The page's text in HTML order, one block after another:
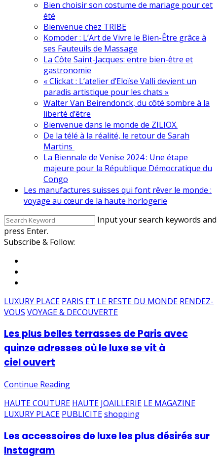
Bien choisir son costume de mariage pour cet
été
Bienvenue chez TRIBE
Komoder : L’Art de Vivre le Bien-Être grâce à
ses Fauteuils de Massage
La Côte Saint-Jacques: entre bien-être et
gastronomie
« Clickat : L’atelier d’Eloïse Valli devient un
paradis artistique pour les chats »
Walter Van Beirendonck, du côté sombre à la
liberté d’être
Bienvenue dans le monde de ZILIOX.
De la télé à la réalité, le retour de Sarah
Martins
La Biennale de Venise 2024 : Une étape
majeure pour la République Démocratique du
Congo
Les manufactures suisses qui font rêver le monde :
voyage au cœur de la haute horlogerie
Input your search keywords and
press Enter.
Subscribe & Follow:
LUXURY PLACE PARIS ET LE RESTE DU MONDE RENDEZ-
VOUS VOYAGE & DECOUVERTE
Les plus belles terrasses de Paris avec
quinze adresses où le luxe se vit à
ciel ouvert
Continue Reading
HAUTE COUTURE HAUTE JOAILLERIE LE MAGAZINE
LUXURY PLACE PUBLICITEshopping
Les accessoires de luxe les plus désirés sur
Instagram